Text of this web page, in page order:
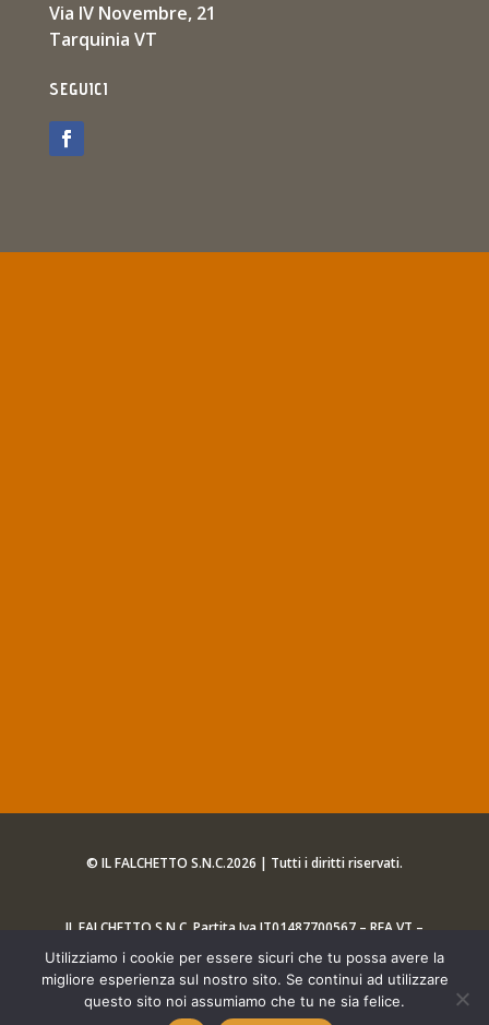
Via IV Novembre, 21
Tarquinia VT
SEGUICI
© IL FALCHETTO S.N.C.2026 | Tutti i diritti riservati.
IL FALCHETTO S.N.C. Partita Iva IT01487700567 – REA VT –
Web Agency [iQ] DESIGN
Utilizziamo i cookie per essere sicuri che tu possa avere la
migliore esperienza sul nostro sito. Se continui ad utilizzare
questo sito noi assumiamo che tu ne sia felice.